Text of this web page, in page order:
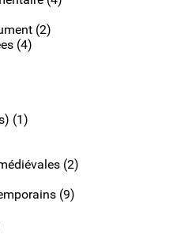
(2)
(4)
(1)
(2)
(9)